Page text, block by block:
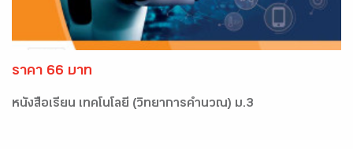
ราคา 66 บาท
หนังสือเรียน เทคโนโลยี (วิทยาการคำนวณ) ม.3